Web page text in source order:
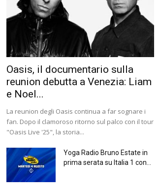
Oasis, il documentario sulla
reunion debutta a Venezia: Liam
e Noel...
La reunion degli Oasis continua a far sognare i
fan. Dopo il clamoroso ritorno sul palco con il tour
"Oasis Live '25", la storia...
Yoga Radio Bruno Estate in
prima serata su Italia 1 con...